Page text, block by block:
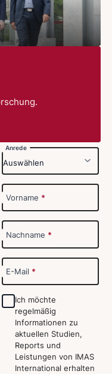
Anrede
Vorname *
Nachname *
E-Mail *
Ich möchte
regelmäßig
Informationen zu
aktuellen Studien,
Reports und
Leistungen von IMAS
International erhalten